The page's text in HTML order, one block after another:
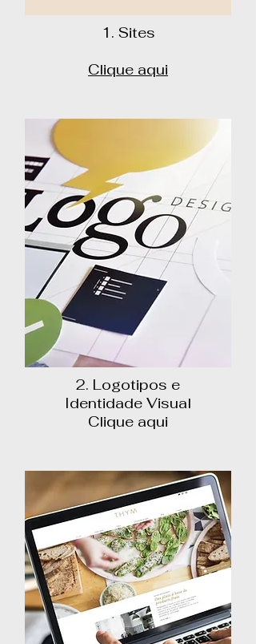
1. Sites
Clique aqui​
2. Logotipos e
Identidade Visual
Clique aqui